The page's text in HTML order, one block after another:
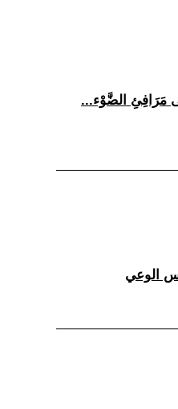
مَرَافِئِ الضَّوْء...